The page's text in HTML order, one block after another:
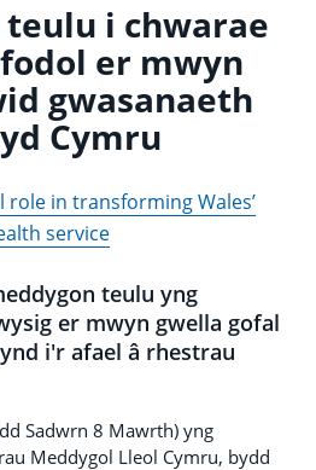
teulu i chwarae
er mwyn
gwasanaeth
Cymru
role in transforming Wales’
service
teulu yng
er mwyn gwella gofal
i'r afael â rhestrau
Sadwrn 8 Mawrth) yng
Meddygol Lleol Cymru, bydd